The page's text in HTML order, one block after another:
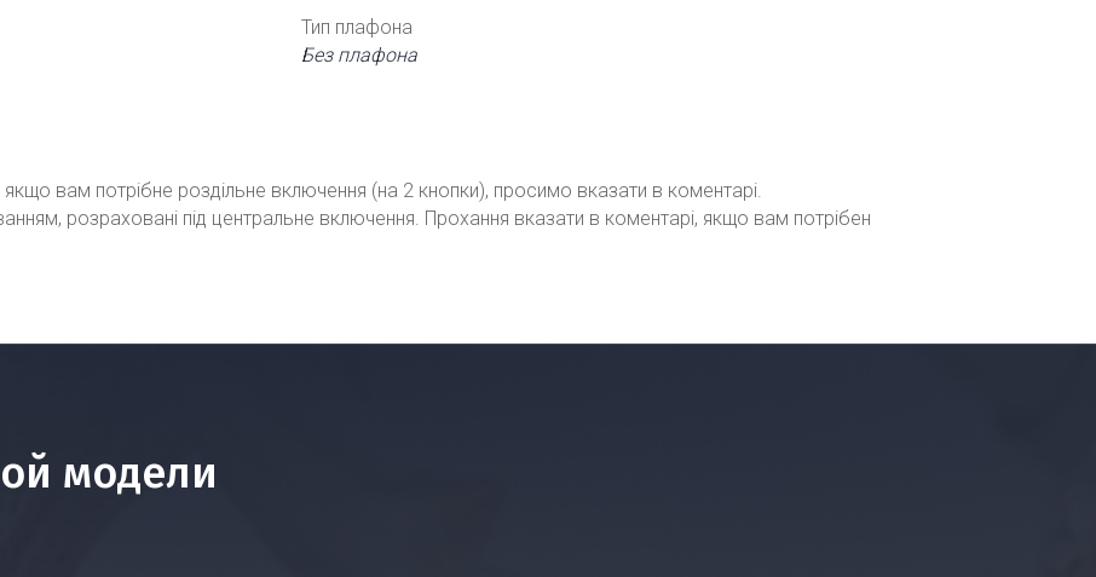
Тип плафона
Без плафона
вам потрібне роздільне включення (на 2 кнопки), просимо вказати в коментарі.
розраховані під центральне включення. Прохання вказати в коментарі, якщо вам потрібен
модели